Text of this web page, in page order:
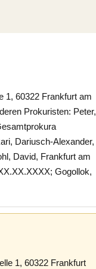
1, 60322 Frankfurt am
Prokuristen: Peter,
Dariusch-Alexander,
David, Frankfurt am
Gogollok,
1, 60322 Frankfurt